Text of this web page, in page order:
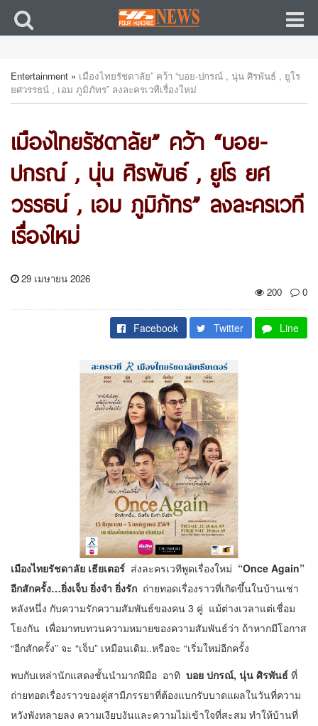
Entertainment » เมืองไทยรัชดาลัย” คว้า “บอย-ปกรณ์ , นุ่น ศิรพันธ์ , ยูโร
ยศวรรธน์ , เอม ภูมิภัทร” ลงละครเวทีเรื่องใหม่
เมืองไทยรัชดาลัย” คว้า “บอย-
ปกรณ์ , นุ่น ศิรพันธ์ , ยูโร ยศ
วรรธน์ , เอม ภูมิภัทร” ลงละครเวที
เรื่องใหม่
29 เมษายน 2026
200
0
Facebook Twitter Line
เมืองไทยรัชดาลัย เธียเตอร์ ส่งละครเวทีพูดเรื่องใหม่ “Once Again”
อีกสักครั้ง…ยิ่งเจ็บ ยิ่งจำ ยิ่งรัก ถ่ายทอดเรื่องราวที่เกิดขึ้นในบ้านเช่า
หลังหนึ่ง กับความรักความสัมพันธ์ของคน 3 คู่ แม้ต่างเวลาแต่เชื่อม
โยงกัน เพื่อมาทบทวนความหมายของความสัมพันธ์ว่า ถ้าหากมีโอกาส
“อีกสักครั้ง” จะ “เจ็บ” เหมือนเดิม..หรือจะ “เริ่มใหม่อีกครั้ง
พบกับเหล่านักแสดงชั้นนำมากฝีมือ อาทิ บอย ปกรณ์, นุ่น ศิรพันธ์ ที่
ถ่ายทอดเรื่องราวของคู่สามีภรรยาที่ต้องแบกรับบาดแผลในวันที่ความ
หวังพังทลายลง ความเงียบงันและความไม่เข้าใจที่สะสม ทำให้บ้านที่